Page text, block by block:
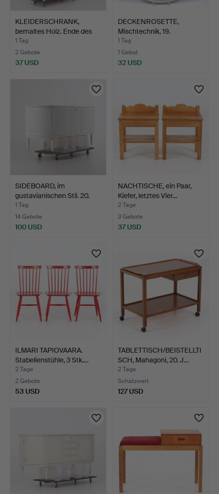
KLEIDERSCHRANK,
bemaltes Holz. Ende des
20…
1 Tag
2 Gebote
37 USD
DECKENROSETTE,
Mischtechnik, 19.
Jahrhunde…
1 Tag
1 Gebot
32 USD
SIDEBOARD, im
gustavianischen Stil. 20.
Ja…
1 Tag
14 Gebote
100 USD
NACHTISCHE, ein Paar,
Kiefer, letztes Vier…
2 Tage
3 Gebote
37 USD
ILMARI TAPIOVAARA.
Stabellenstühle, 3 Stk.…
2 Tage
2 Gebote
53 USD
TABLETTISCH/BEISTELLTI
SCH, Mahagoni, 20. J…
2 Tage
Schätzwert
127 USD